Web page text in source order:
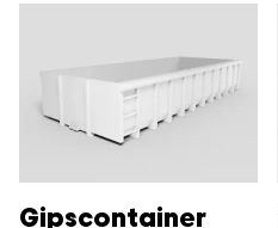
Gipscontainer